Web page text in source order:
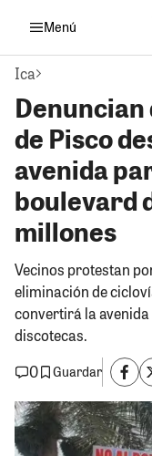
Menú
Ica
de Pisco
avenida
boulevard
millones
Vecinos protestan
eliminación de
convertirá la avenida
discotecas.
0
Guardar